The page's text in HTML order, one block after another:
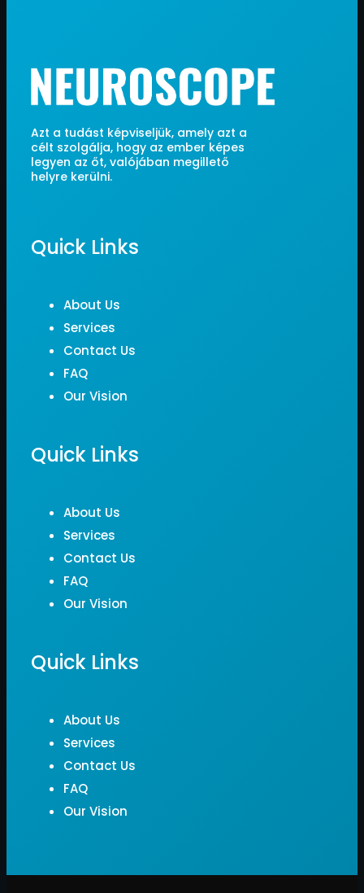
Azt a tudást képviseljük, amely azt a
célt szolgálja, hogy az ember képes
legyen az őt, valójában megillető
helyre kerülni.
Quick Links
About Us
Services
Contact Us
FAQ
Our Vision
Quick Links
About Us
Services
Contact Us
FAQ
Our Vision
Quick Links
About Us
Services
Contact Us
FAQ
Our Vision